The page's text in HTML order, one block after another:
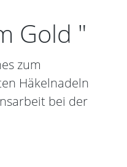
Gold "
zum
Häkelnadeln
bei der